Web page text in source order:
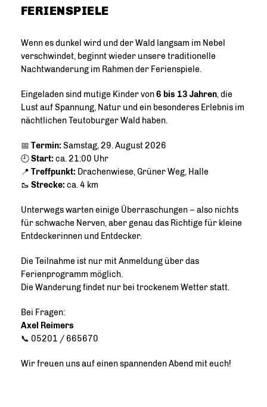
FERIENSPIELE
Wenn es dunkel wird und der Wald langsam im Nebel
verschwindet, beginnt wieder unsere traditionelle
Nachtwanderung im Rahmen der Ferienspiele.
Eingeladen sind mutige Kinder von6 bis 13 Jahren, die
Lust auf Spannung, Natur und ein besonderes Erlebnis im
nächtlichen Teutoburger Wald haben.
📅 Termin: Samstag, 29. August 2026
🕘Start: ca. 21:00 Uhr
📍 Treffpunkt: Drachenwiese, Grüner Weg, Halle
🥾 Strecke: ca. 4 km
Unterwegs warten einige Überraschungen – also nichts
für schwache Nerven, aber genau das Richtige für kleine
Entdeckerinnen und Entdecker.
Die Teilnahme ist nur mit Anmeldung über das
Ferienprogramm möglich.
Die Wanderung findet nur bei trockenem Wetter statt.
Bei Fragen:
Axel Reimers
📞 05201 / 665670
Wir freuen uns auf einen spannenden Abend mit euch!